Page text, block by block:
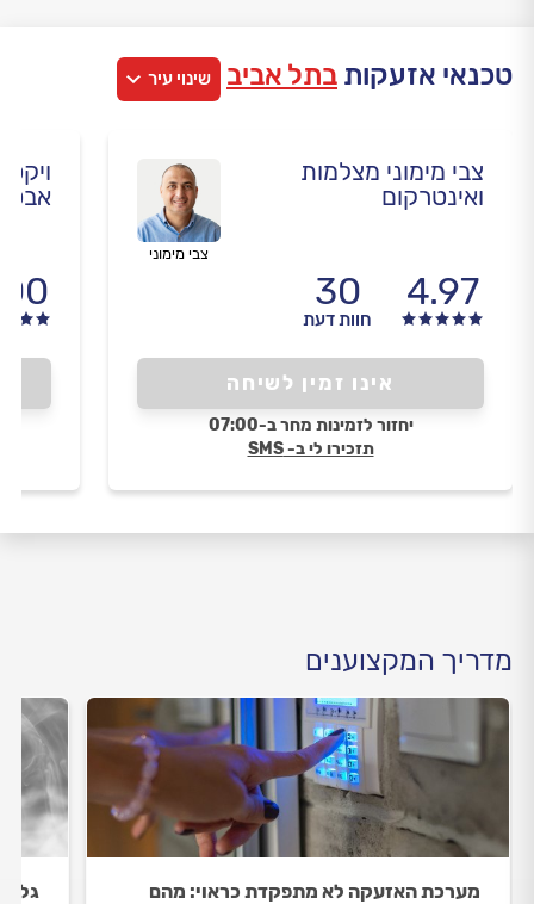
טכנאי אזעקות בתל אביב שינוי עיר
צבי מימוני מצלמות
ואינטרקום
4.97
30
חוות דעת
צבי מימוני
אינו זמין לשיחה
יחזור לזמינות מחר ב-07:00
תזכירו לי ב- SMS
מדריך המקצוענים
מערכת האזעקה לא מתפקדת כראוי: מהם